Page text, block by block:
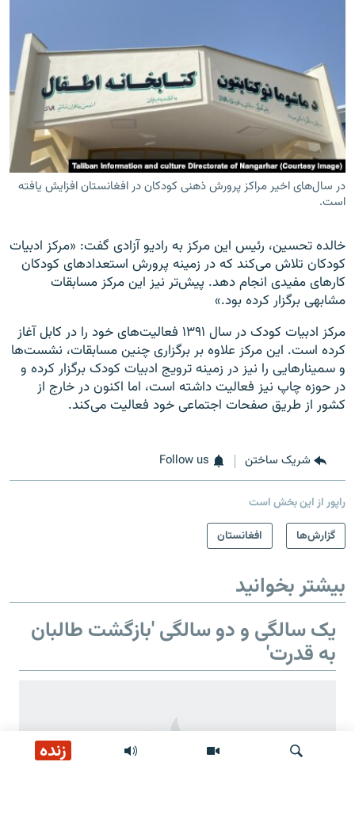
زنده
در سال‌های اخیر مراکز پرورش ذهنی کودکان در افغانستان افزایش یافته
است.
خالده تحسین، رئیس این مرکز به رادیو آزادی گفت: «مرکز ادبیات
کودکان تلاش می‌کند که در زمینه پرورش استعدادهای کودکان
کارهای مفیدی انجام دهد. پیش‌تر نیز این مرکز مسابقات
مشابهی برگزار کرده بود.»
مرکز ادبیات کودک در سال ۱۳۹۱ فعالیت‌های خود را در کابل آغاز
کرده است. این مرکز علاوه بر برگزاری چنین مسابقات، نشست‌ها
و سمینارهایی را نیز در زمینه ترویج ادبیات کودک برگزار کرده و
در حوزه چاپ نیز فعالیت داشته است، اما اکنون در خارج از
کشور از طریق صفحات اجتماعی خود فعالیت می‌کند.
شریک ساختن Follow us
راپور از این بخش است
گزارش‌ها
افغانستان
بیشتر بخوانید
یک سالگی و دو سالگی 'بازگشت طالبان
به قدرت'